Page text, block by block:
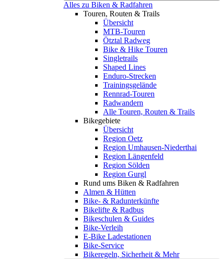
Alles zu Biken & Radfahren
Touren, Routen & Trails
Übersicht
MTB-Touren
Ötztal Radweg
Bike & Hike Touren
Singletrails
Shaped Lines
Enduro-Strecken
Trainingsgelände
Rennrad-Touren
Radwandern
Alle Touren, Routen & Trails
Bikegebiete
Übersicht
Region Oetz
Region Umhausen-Niederthai
Region Längenfeld
Region Sölden
Region Gurgl
Rund ums Biken & Radfahren
Almen & Hütten
Bike- & Radunterkünfte
Bikelifte & Radbus
Bikeschulen & Guides
Bike-Verleih
E-Bike Ladestationen
Bike-Service
Bikeregeln, Sicherheit & Mehr